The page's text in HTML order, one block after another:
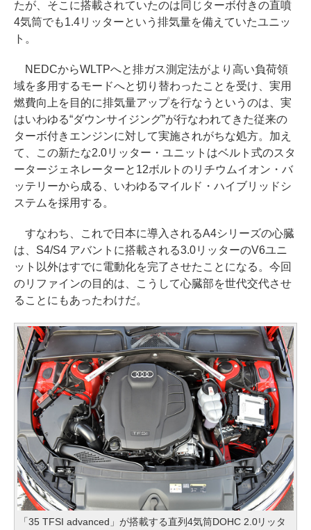
たが、そこに搭載されていたのは同じターボ付きの直噴
4気筒でも1.4リッターという排気量を備えていたユニッ
ト。
NEDCからWLTPへと排ガス測定法がより高い負荷領
域を多用するモードへと切り替わったことを受け、実用
燃費向上を目的に排気量アップを行なうというのは、実
はいわゆる“ダウンサイジング”が行なわれてきた従来の
ターボ付きエンジンに対して実施されがちな処方。加え
て、この新たな2.0リッター・ユニットはベルト式のスタ
ータージェネレーターと12ボルトのリチウムイオン・バ
ッテリーから成る、いわゆるマイルド・ハイブリッドシ
ステムを採用する。
すなわち、これで日本に導入されるA4シリーズの心臓
は、S4/S4 アバントに搭載される3.0リッターのV6ユニ
ット以外はすでに電動化を完了させたことになる。今回
のリファインの目的は、こうして心臓部を世代交代させ
ることにもあったわけだ。
「35 TFSI advanced」が搭載する直列4気筒DOHC 2.0リッタ